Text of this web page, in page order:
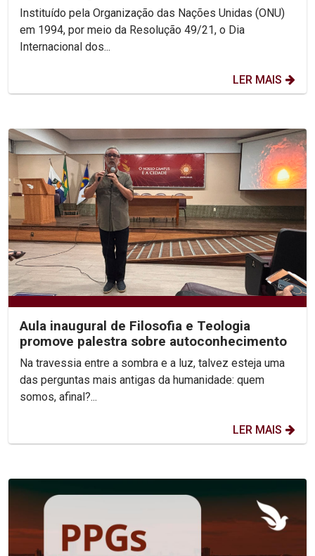
Instituído pela Organização das Nações Unidas (ONU)
em 1994, por meio da Resolução 49/21, o Dia
Internacional dos...
LER MAIS
Aula inaugural de Filosofia e Teologia
promove palestra sobre autoconhecimento
Na travessia entre a sombra e a luz, talvez esteja uma
das perguntas mais antigas da humanidade: quem
somos, afinal?...
LER MAIS